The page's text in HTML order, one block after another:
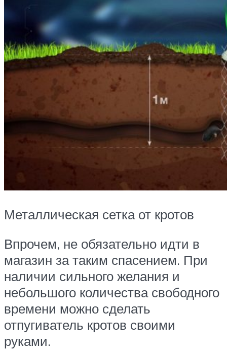
Металлическая сетка от кротов
Впрочем, не обязательно идти в
магазин за таким спасением. При
наличии сильного желания и
небольшого количества свободного
времени можно сделать
отпугиватель кротов своими
руками.